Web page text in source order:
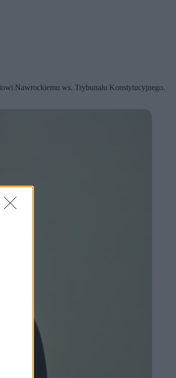
Nawrockiemu ws. Trybunału Konstytucyjnego.